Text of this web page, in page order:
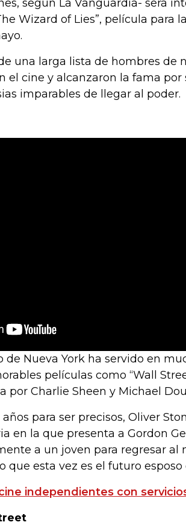
según La Vanguardia- será
Wizard of Lies”, película para
una larga lista de hombres de
el cine y alcanzaron la fama por
imparables de llegar al poder.
de Nueva York ha servido en
películas como “Wall
por Charlie Sheen y Michael
para ser precisos, Oliver
en la que presenta a Gordon
a un joven para regresar al
que esta vez es el futuro esposo
independientes con